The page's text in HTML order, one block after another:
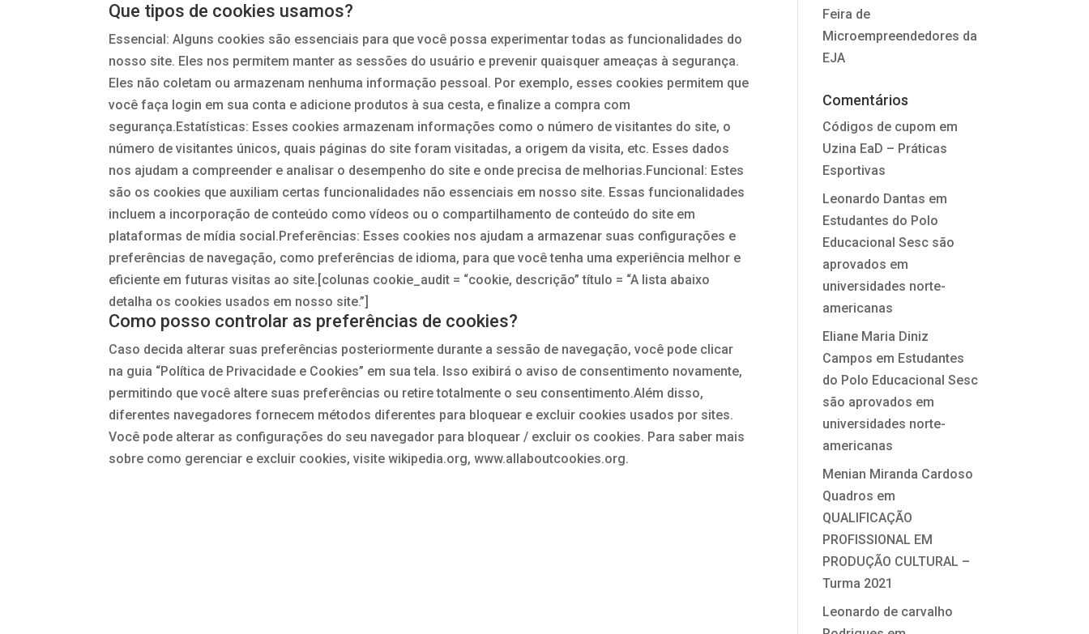
Que tipos de cookies usamos?
Essencial: Alguns cookies são essenciais para que você possa experimentar todas as funcionalidades do
nosso site. Eles nos permitem manter as sessões do usuário e prevenir quaisquer ameaças à segurança.
Eles não coletam ou armazenam nenhuma informação pessoal. Por exemplo, esses cookies permitem que
você faça login em sua conta e adicione produtos à sua cesta, e finalize a compra com
segurança.Estatísticas: Esses cookies armazenam informações como o número de visitantes do site, o
número de visitantes únicos, quais páginas do site foram visitadas, a origem da visita, etc. Esses dados
nos ajudam a compreender e analisar o desempenho do site e onde precisa de melhorias.Funcional: Estes
são os cookies que auxiliam certas funcionalidades não essenciais em nosso site. Essas funcionalidades
incluem a incorporação de conteúdo como vídeos ou o compartilhamento de conteúdo do site em
plataformas de mídia social.Preferências: Esses cookies nos ajudam a armazenar suas configurações e
preferências de navegação, como preferências de idioma, para que você tenha uma experiência melhor e
eficiente em futuras visitas ao site.[colunas cookie_audit = “cookie, descrição” título = “A lista abaixo
detalha os cookies usados ​​em nosso site.”]
Como posso controlar as preferências de cookies?
Caso decida alterar suas preferências posteriormente durante a sessão de navegação, você pode clicar
na guia “Política de Privacidade e Cookies” em sua tela. Isso exibirá o aviso de consentimento novamente,
permitindo que você altere suas preferências ou retire totalmente o seu consentimento.Além disso,
diferentes navegadores fornecem métodos diferentes para bloquear e excluir cookies usados por sites.
Você pode alterar as configurações do seu navegador para bloquear / excluir os cookies. Para saber mais
sobre como gerenciar e excluir cookies, visite wikipedia.org, www.allaboutcookies.org.
Feira de
Microempreendedores da
EJA
Comentários
Códigos de cupom em
Uzina EaD – Práticas
Esportivas
Leonardo Dantas em
Estudantes do Polo
Educacional Sesc são
aprovados em
universidades norte-
americanas
Eliane Maria Diniz
Campos em Estudantes
do Polo Educacional Sesc
são aprovados em
universidades norte-
americanas
Menian Miranda Cardoso
Quadros em
QUALIFICAÇÃO
PROFISSIONAL EM
PRODUÇÃO CULTURAL –
Turma 2021
Leonardo de carvalho